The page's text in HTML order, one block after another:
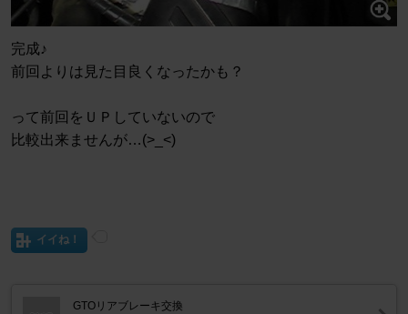
完成♪
前回よりは見た目良くなったかも？
って前回をＵＰしていないので
比較出来ませんが…(>_<)
イイね！
GTOリアブレーキ交換